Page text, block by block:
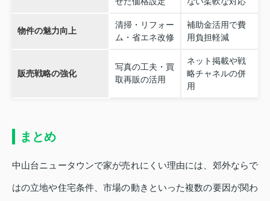
物件の魅力向上
清掃・リフォー
ム・省エネ改修
補助金活用で費
用負担軽減
販売戦略の強化
写真の工夫・買
取再販の活用
ネット掲載や戦
略チャネルの併
用
まとめ
中山台ニュータウンで家が売れにくい理由には、郊外ならで
はの立地や住宅条件、市場の動きといった複数の要因が関わ